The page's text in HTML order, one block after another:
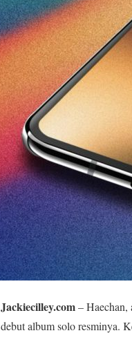
Jackiecilley.com– Haechan,
debut album solo resminya.